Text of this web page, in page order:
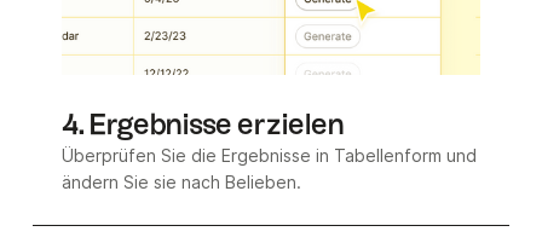
4. Ergebnisse erzielen
Überprüfen Sie die Ergebnisse in Tabellenform und
ändern Sie sie nach Belieben.